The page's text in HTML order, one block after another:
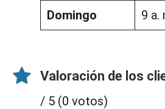
Domingo 9 a.
Valoración de los
/ 5 (0 votos)